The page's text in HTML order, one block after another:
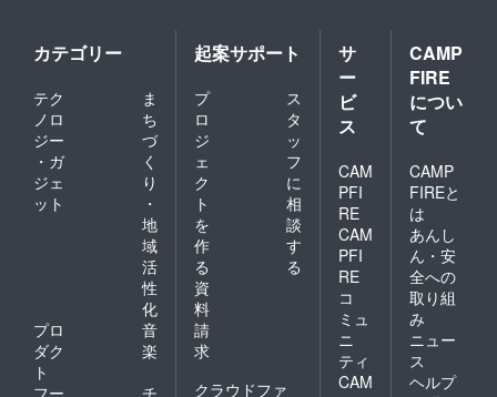
書きく
ださ
い。
9月26日
より全
以降で
調整い
たしま
す。
通話不
要の場
合は
「通話
不要」
とお書
きくだ
さい。
カテゴリー
テク
ノロ
ジー
・ガ
ジェ
ット
ま
ち
づ
く
り
・
地
域
活
性
化
プロ
ダク
ト
音
楽
起案サポート
プ
ロ
ジ
ェ
ク
ト
を
作
る
ス
タ
ッ
フ
に
相
談
す
る
資
料
請
求
クラウドファ
サ
ー
ビ
ス
CAM
PFI
RE
CAM
PFI
RE
コ
ミュ
ニ
ティ
CAM
CAMP
FIRE
につい
て
CAMP
FIREと
は
あんし
ん・安
全への
取り組
み
ニュー
ス
ヘルプ